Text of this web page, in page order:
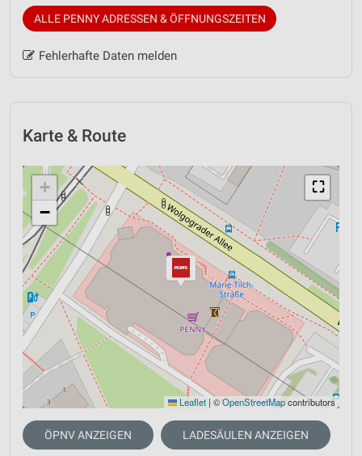
ALLE PENNY ADRESSEN & ÖFFNUNGSZEITEN
Fehlerhafte Daten melden
Karte & Route
⛶
+
−
Leaflet | ©OpenStreetMapcontributors
ÖPNV ANZEIGEN LADESÄULEN ANZEIGEN